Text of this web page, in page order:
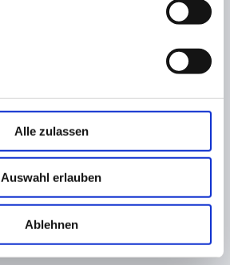
Alle zulassen
Auswahl erlauben
Ablehnen